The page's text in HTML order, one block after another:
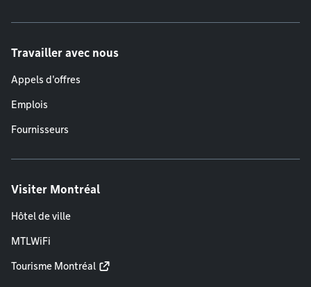
Travailler avec nous
Appels d'offres
Emplois
Fournisseurs
Visiter Montréal
Hôtel de ville
MTLWiFi
Tourisme Montréal